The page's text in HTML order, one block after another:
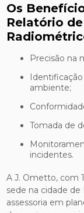
Os
Relatório
Precisão na
Identificação de potenciais riscos à saúde e ao meio
ambiente;
Tomada de
Monitoramento contínuo para prevenção de
incidentes.
A J. Ometto, com
sede na cidade de
assessoria em